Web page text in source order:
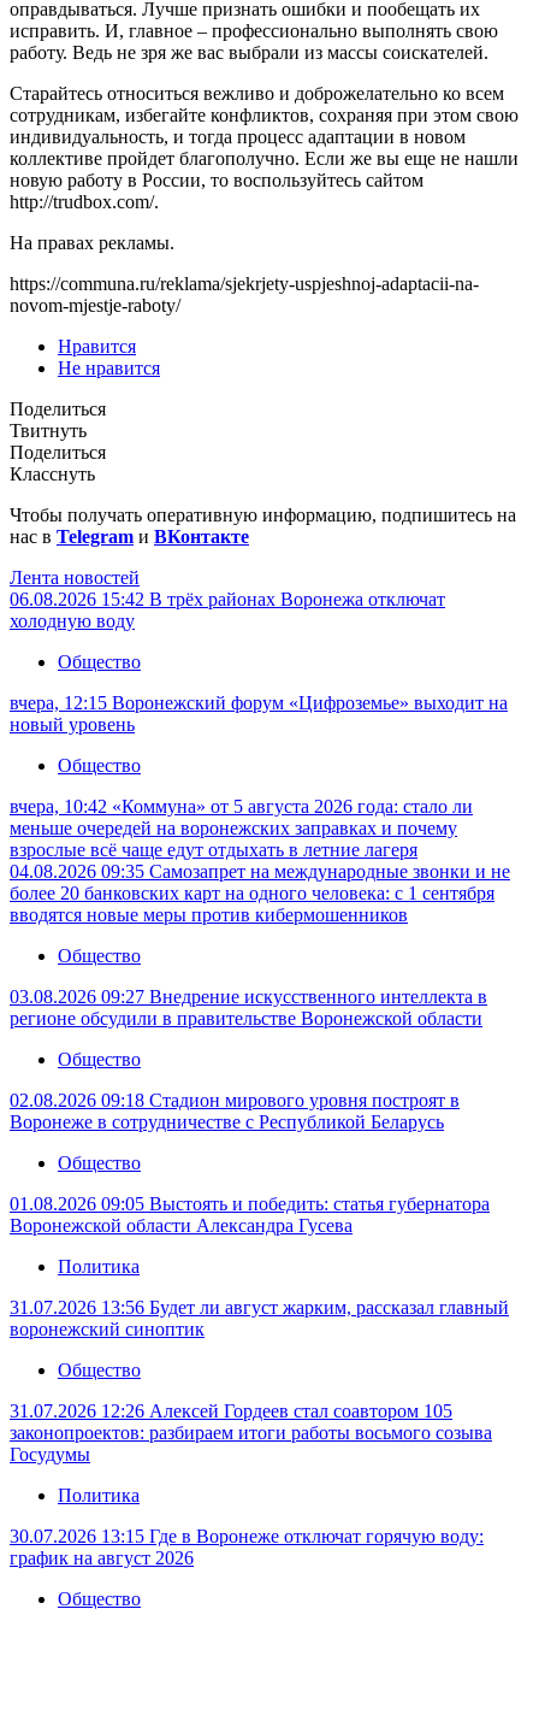
оправдываться. Лучше признать ошибки и пообещать их
исправить. И, главное – профессионально выполнять свою
работу. Ведь не зря же вас выбрали из массы соискателей.
Старайтесь относиться вежливо и доброжелательно ко всем
сотрудникам, избегайте конфликтов, сохраняя при этом свою
индивидуальность, и тогда процесс адаптации в новом
коллективе пройдет благополучно. Если же вы еще не нашли
новую работу в России, то воспользуйтесь сайтом
http://trudbox.com/.
На правах рекламы.
https://communa.ru/reklama/sjekrjety-uspjeshnoj-adaptacii-na-
novom-mjestje-raboty/
Нравится
Не нравится
Поделиться
Твитнуть
Поделиться
Класснуть
Чтобы получать оперативную информацию, подпишитесь на
нас в Telegram и ВКонтакте
Лента новостей
06.08.2026 15:42 В трёх районах Воронежа отключат
холодную воду
Общество
вчера, 12:15 Воронежский форум «Цифроземье» выходит на
новый уровень
Общество
вчера, 10:42 «Коммуна» от 5 августа 2026 года: стало ли
меньше очередей на воронежских заправках и почему
взрослые всё чаще едут отдыхать в летние лагеря
04.08.2026 09:35 Самозапрет на международные звонки и не
более 20 банковских карт на одного человека: с 1 сентября
вводятся новые меры против кибермошенников
Общество
03.08.2026 09:27 Внедрение искусственного интеллекта в
регионе обсудили в правительстве Воронежской области
Общество
02.08.2026 09:18 Стадион мирового уровня построят в
Воронеже в сотрудничестве с Республикой Беларусь
Общество
01.08.2026 09:05 Выстоять и победить: статья губернатора
Воронежской области Александра Гусева
Политика
31.07.2026 13:56 Будет ли август жарким, рассказал главный
воронежский синоптик
Общество
31.07.2026 12:26 Алексей Гордеев стал соавтором 105
законопроектов: разбираем итоги работы восьмого созыва
Госудумы
Политика
30.07.2026 13:15 Где в Воронеже отключат горячую воду:
график на август 2026
Общество